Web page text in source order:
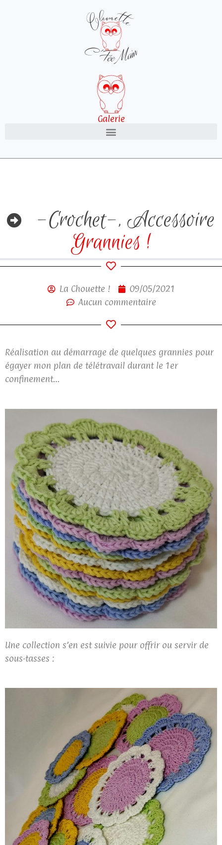
Galerie
-Crochet-, Accessoire
Grannies !
La Chouette !
09/05/2021
Aucun commentaire
Réalisation au démarrage de quelques grannies pour
égayer mon plan de télétravail durant le 1er
confinement…
Une collection s’en est suivie pour offrir ou servir de
sous-tasses :